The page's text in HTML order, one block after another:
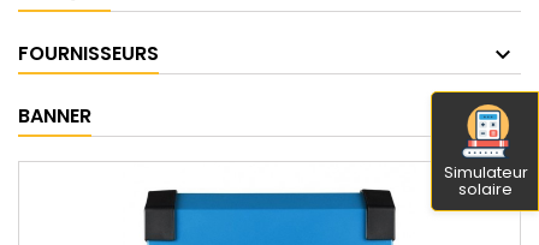
FOURNISSEURS
BANNER
Simulateur
solaire